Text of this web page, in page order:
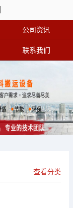
公司资讯
联系我们
查看分类